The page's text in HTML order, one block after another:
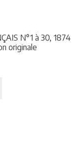
N°1 à 30, 1874
originale